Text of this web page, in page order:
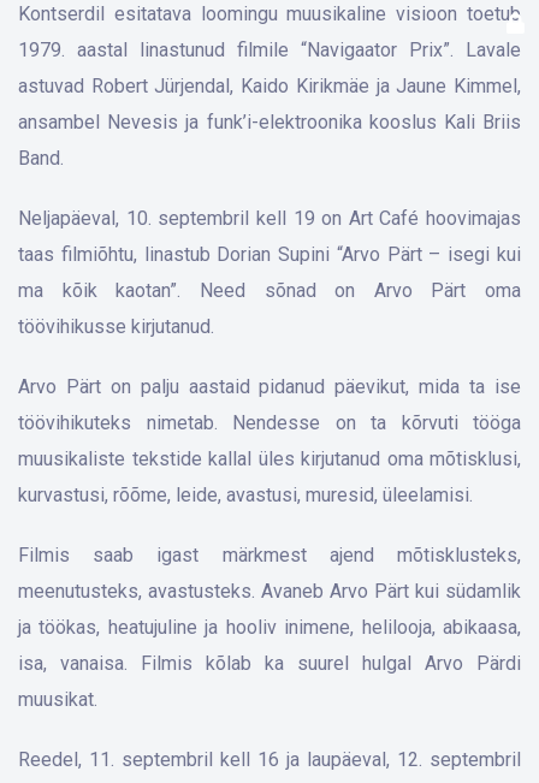
Kontserdil esitatava loomingu muusikaline visioon toetub
1979. aastal linastunud filmile “Navigaator Prix”. Lavale
astuvad Robert Jürjendal, Kaido Kirikmäe ja Jaune Kimmel,
ansambel Nevesis ja funk’i-elektroonika kooslus Kali Briis
Band.
Neljapäeval, 10. septembril kell 19 on Art Café hoovimajas
taas filmiõhtu, linastub Dorian Supini “Arvo Pärt – isegi kui
ma kõik kaotan”. Need sõnad on Arvo Pärt oma
töövihikusse kirjutanud.
Arvo Pärt on palju aastaid pidanud päevikut, mida ta ise
töövihikuteks nimetab. Nendesse on ta kõrvuti tööga
muusikaliste tekstide kallal üles kirjutanud oma mõtisklusi,
kurvastusi, rõõme, leide, avastusi, muresid, üleelamisi.
Filmis saab igast märkmest ajend mõtisklusteks,
meenutusteks, avastusteks. Avaneb Arvo Pärt kui südamlik
ja töökas, heatujuline ja hooliv inimene, helilooja, abikaasa,
isa, vanaisa. Filmis kõlab ka suurel hulgal Arvo Pärdi
muusikat.
Reedel, 11. septembril kell 16 ja laupäeval, 12. septembril